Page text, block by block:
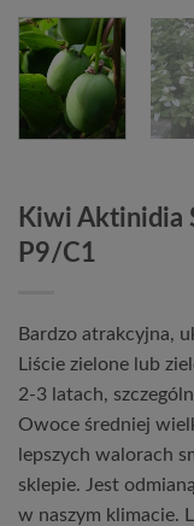
Kiwi Aktinidia
P9/C1
Bardzo atrakcyjna,
Liście zielone lub
2-3 latach,
Owoce średniej
lepszych walorach
sklepie. Jest
w naszym klimacie.